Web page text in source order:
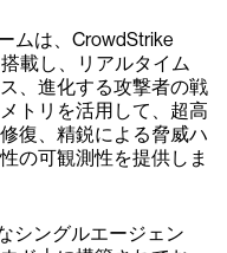
ムは、CrowdStrike
載し、リアルタイム
、進化する攻撃者の戦
トリを活用して、超高
復、精鋭による脅威ハ
の可観測性を提供しま
シングルエージェン